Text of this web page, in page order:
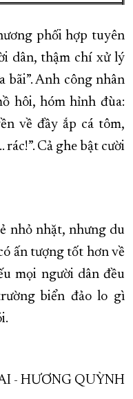
phối hợp tuyên
dân, thậm chí xử lý
bãi”. Anh công nhân
hôi, hóm hỉnh đùa:
về đầy ắp cá tôm,
Cả ghe bật cười
nhỏ nhặt, nhưng du
ấn tượng tốt hơn về
mọi người dân đều
biển đảo lo gì
- HƯƠNG QUỲNH